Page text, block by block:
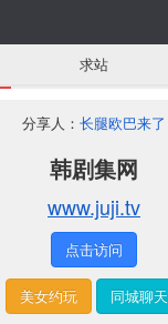
求站
分享人： 长腿欧巴来了
韩剧集网
www.juji.tv
点击访问
美女约玩 同城聊天